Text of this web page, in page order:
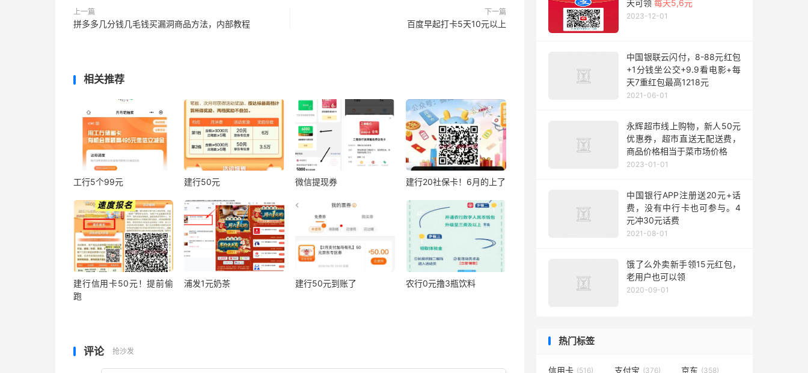
上一篇
拼多多几分钱几毛钱买漏洞商品方法，内部教程
下一篇
百度早起打卡5天10元以上
相关推荐
工行5个99元 建行50元 微信提现券 建行20社保卡！6月的上了
建行信用卡50元！提前偷
跑
浦发1元奶茶 建行50元到账了 农行0元撸3瓶饮料
评论 抢沙发
天可领 每天5,6元
2023-12-01
中国银联云闪付，8-88元红包
+1分钱坐公交+9.9看电影+每
天7重红包最高1218元
2021-06-01
永辉超市线上购物，新人50元
优惠券，超市直送无配送费，
商品价格相当于菜市场价格
2023-01-01
中国银行APP注册送20元+话
费，没有中行卡也可参与。4
元冲30元话费
2021-08-01
饿了么外卖新手领15元红包，
老用户也可以领
2020-09-01
热门标签
信用卡 (516) 支付宝 (376) 京东 (358)